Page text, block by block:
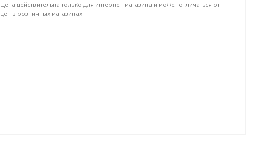
Цена действительна только для интернет-магазина и может отличаться от
цен в розничных магазинах